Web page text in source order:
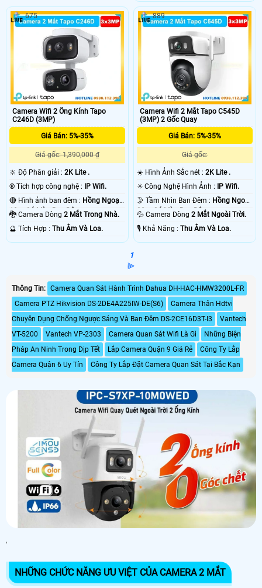
Camera Wifi 2 Ống Kính Tapo
C246D (3MP)
Giá Bán: 5%-35%
Giá gốc: 1,390,000 ₫
🔆 Độ Phân giải : 2K Lite .
®️ Tích hợp công nghệ : IP Wifi.
🔴 Hình ảnh ban đêm : Hồng Ngoại
10m Có Màu Ban Ðêm.
🐉️ Camera Dòng 2 Mắt Trong Nhà.
️🔮 Tích Hợp : Thu Âm Và Loa.
675
Camera Wifi 2 Mắt Tapo C545D
(3MP) 2 Gốc Quay
Giá Bán: 5%-35%
Giá gốc:
☀️ Hình Ảnh Sắc nét :2K Lite .
✳️ Công Nghệ Hình Ảnh : IP Wifi.
🌛 Tầm Nhìn Ban Đêm : Hồng Ngoại
30m Có Màu Ban Ðêm.
💦 Camera Dòng2 Mắt Ngoài Trời.
️🎙 Khả Năng :Thu Âm Và Loa.
889
1
⫸
Thông Tin: Camera Quan Sát Hành Trình Dahua DH-HAC-HMW3200L-FR
Camera PTZ Hikvision DS-2DE4A225IW-DE(S6)
Camera Thân Hdtvi
Chuyên Dụng Chống Ngược Sáng Và Ban Đêm DS-2CE16D3T-I3
Vantech
VT-5200
Vantech VP-2303 Camera Quan Sát Wifi Là Gì
Những Biện
Pháp An Ninh Trong Dịp Tết
Lắp Camera Quận 9 Giá Rẻ
Công Ty Lắp
Camera Quận 6 Uy Tín
Công Ty Lắp Đặt Camera Quan Sát Tại Bắc Kạn
'
NHỮNG CHỨC NĂNG ƯU VIỆT CỦA CAMERA 2 MẮT